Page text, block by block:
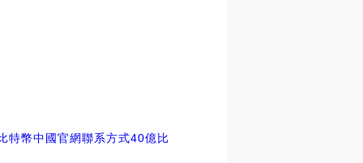
特幣中國官網聯系方式40億比